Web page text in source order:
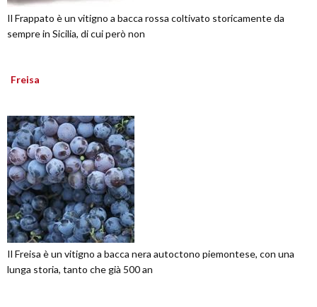
Il Frappato è un vitigno a bacca rossa coltivato storicamente da
sempre in Sicilia, di cui però non
Freisa
Il Freisa è un vitigno a bacca nera autoctono piemontese, con una
lunga storia, tanto che già 500 an